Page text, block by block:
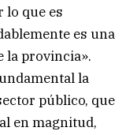
lo que es
es una
la provincia».
la
público, que
en magnitud,